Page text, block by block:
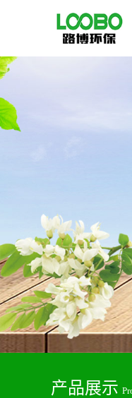
产品展示